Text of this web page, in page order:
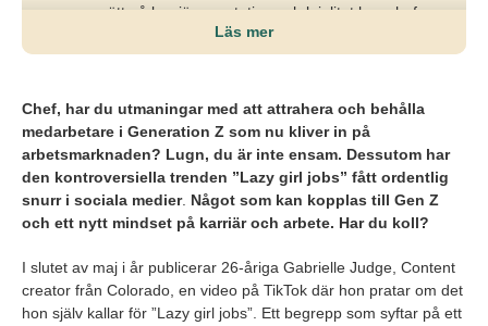
synsätt på karriär, prestation och lojalitet hos chefer
kompetensförsörjning och tappad attraktionskraft i en
Chefer behöver erbjuda flexibilitet, lyssna aktivt,
prioritera välmående och tydliggöra utvecklingsvägar
för att attrahera, engagera och behålla Gen Z
Läs mer
Chef, har du utmaningar med att attrahera och behålla
medarbetare i Generation Z som nu kliver in på
arbetsmarknaden? Lugn, du är inte ensam. Dessutom har
den kontroversiella trenden ”Lazy girl jobs” fått ordentlig
snurr i sociala medier. Något som kan kopplas till Gen Z
och ett nytt mindset på karriär och arbete. Har du koll?
I slutet av maj i år publicerar 26-åriga Gabrielle Judge, Content
creator från Colorado, en video på TikTok där hon pratar om det
hon själv kallar för ”Lazy girl jobs”. Ett begrepp som syftar på ett